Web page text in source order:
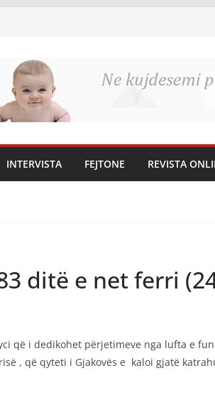
INTERVISTA FEJTONE REVISTA
ditë e net ferri
i dedikohet përjetimeve nga lufta e
, që qyteti i Gjakovës e kaloi gjatë